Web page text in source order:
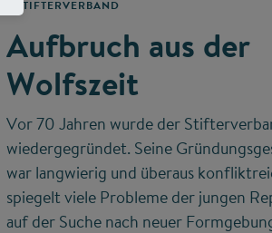
STIFTERVERBAND
Aufbruch aus der
Wolfszeit
Vor 70 Jahren wurde der
wiedergegründet. Seine
war langwierig und überaus
spiegelt viele Probleme der jungen
auf der Suche nach neuer